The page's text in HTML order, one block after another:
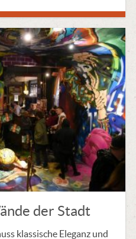
der Stadt
klassische Eleganz und